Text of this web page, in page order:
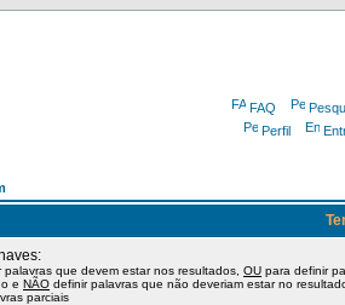
FAQ
Perfil
palavras que devem estar nos resultados, OU para definir
e NÃO definir palavras que não deveriam estar no
parciais